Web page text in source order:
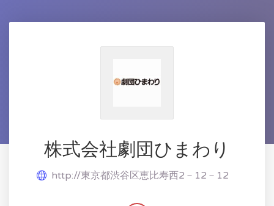
株式会社劇団ひまわり
http://東京都渋谷区恵比寿西2－12－12